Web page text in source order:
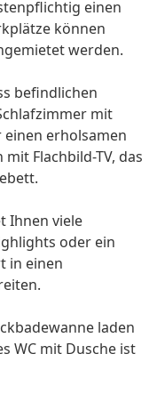
einen
können
werden.
befindlichen
mit
erholsamen
Flachbild-TV, das
Ihnen viele
oder ein
in einen
laden
WC mit Dusche ist